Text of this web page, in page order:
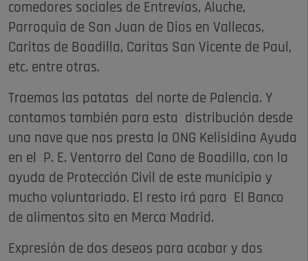
comedores sociales de Entrevías, Aluche,
Parroquia de San Juan de Dios en Vallecas,
Caritas de Boadilla, Caritas San Vicente de Paul,
etc. entre otras.
Traemos las patatas del norte de Palencia. Y
contamos también para esta distribución desde
una nave que nos presta la ONG Kelisidina Ayuda
en el P. E. Ventorro del Cano de Boadilla, con la
ayuda de Protección Civil de este municipio y
mucho voluntariado. El resto irá para El Banco
de alimentos sito en Merca Madrid.
Expresión de dos deseos para acabar y dos